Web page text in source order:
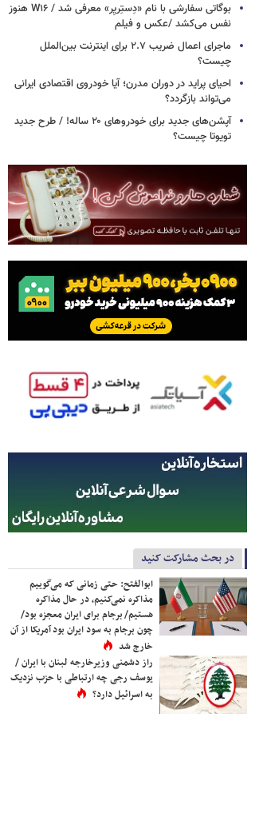
بوگاتی سفارشی با نام «دِستِریِر» معرفی شد / W۱۶ هنوز
نفس می‌کشد /عکس و فیلم
ماجرای اعمال ضریب ۲.۷ برای اینترنت بین‌الملل
چیست؟
احیای پراید در دوران مدرن؛ آیا خودروی اقتصادی ایرانی
می‌تواند بازگردد؟
آپشن‌های جدید برای خودروهای ۲۰ ساله! / طرح جدید
تویوتا چیست؟
در بحث مشارکت کنید
ابوالفتح: حتی زمانی که می‌گوییم
مذاکره نمی‌کنیم، در حال مذاکره
هستیم/ برجام برای ایران معجزه بود/
چون برجام به سود ایران بود آمریکا از آن
خارج شد
راز دشمنی وزیرخارجه لبنان با ایران /
یوسف رجی چه ارتباطی با حزب نزدیک
به اسرائیل دارد؟